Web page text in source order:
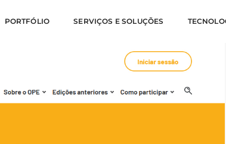
PORTFÓLIO SERVIÇOS E SOLUÇÕES